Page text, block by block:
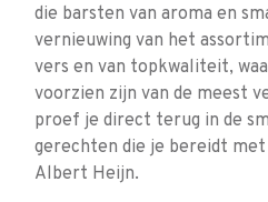
die barsten van aroma en
vernieuwing van het
vers en van topkwaliteit,
voorzien zijn van de meest
proef je direct terug in de
gerechten die je bereidt
Albert Heijn.